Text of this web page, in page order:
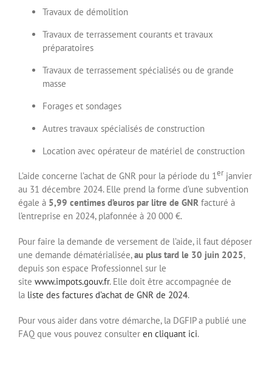
Travaux de démolition
Travaux de terrassement courants et travaux
préparatoires
Travaux de terrassement spécialisés ou de grande
masse
Forages et sondages
Autres travaux spécialisés de construction
Location avec opérateur de matériel de construction
L’aide concerne l’achat de GNR pour la période du 1er janvier
au 31 décembre 2024. Elle prend la forme d’une subvention
égale à 5,99 centimes d’euros par litre de GNRfacturé à
l’entreprise en 2024, plafonnée à 20 000 €.
Pour faire la demande de versement de l’aide, il faut déposer
une demande dématérialisée,au plus tard le 30 juin 2025,
depuis son espace Professionnel sur le
site www.impots.gouv.fr. Elle doit être accompagnée de
la liste des factures d’achat de GNR de 2024.
Pour vous aider dans votre démarche, la DGFIP a publié une
FAQ que vous pouvez consulter en cliquant ici.